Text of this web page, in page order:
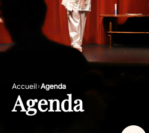
Accueil Agenda
Agenda